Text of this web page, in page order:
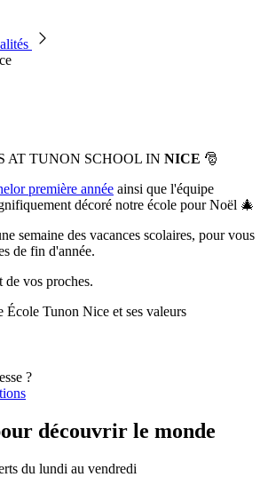
AT TUNON SCHOOL IN NICE 🎅
première année ainsi que l'équipe
décoré notre école pour Noël 🎄
semaine des vacances scolaires, pour vous
de fin d'année.
de vos proches.
École Tunon Nice et ses valeurs
?
découvrir le monde
du lundi au vendredi